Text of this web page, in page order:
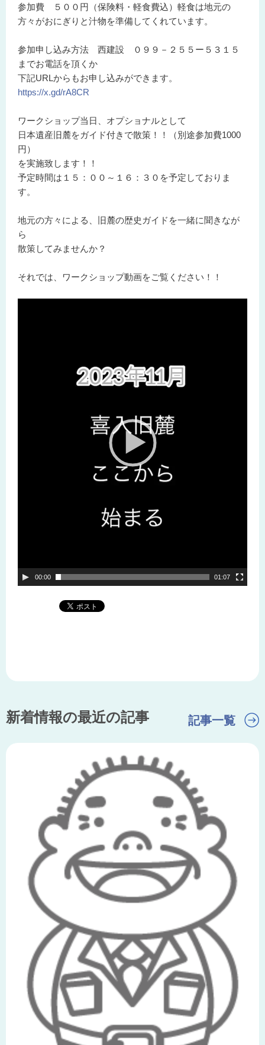
参加費 ５００円（保険料・軽食費込）軽食は地元の
方々がおにぎりと汁物を準備してくれています。
参加申し込み方法 西建設 ０９９－２５５ー５３１５
までお電話を頂くか
下記URLからもお申し込みができます。
https://x.gd/rA8CR
ワークショップ当日、オプショナルとして
日本遺産旧麓をガイド付きで散策！！（別途参加費1000
円）
を実施致します！！
予定時間は１５：００～１６：３０を予定しておりま
す。
地元の方々による、旧麓の歴史ガイドを一緒に聞きなが
ら
散策してみませんか？
それでは、ワークショップ動画をご覧ください！！
00:00 01:07
新着情報の最近の記事 記事一覧